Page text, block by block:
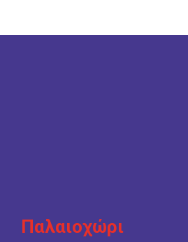
Παλαιοχώρι